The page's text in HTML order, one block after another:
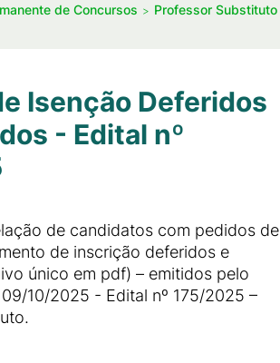
de Concursos Professor Substituto
Isenção Deferidos
- Edital nº
de candidatos com pedidos de
de inscrição deferidos e
único em pdf) – emitidos pelo
09/10/2025 - Edital nº 175/2025 –